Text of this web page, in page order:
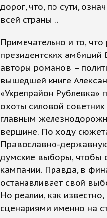
дорог, что, по сути,
всей страны…
Примечательно и то,
президентских
авторы романов –
вышедшей книге
«Укрепрайон Рублевка»
охоты силовой
главным
вершине. По ходу
Православно-
думские выборы, чтобы
кампании. Правда, в
останавливает свой
Но реалии, как
сценариями именно на